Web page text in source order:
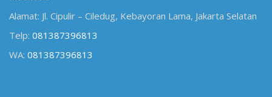
Alamat: Jl. Cipulir – Ciledug, Kebayoran Lama, Jakarta Selatan
Telp: 081387396813
WA: 081387396813